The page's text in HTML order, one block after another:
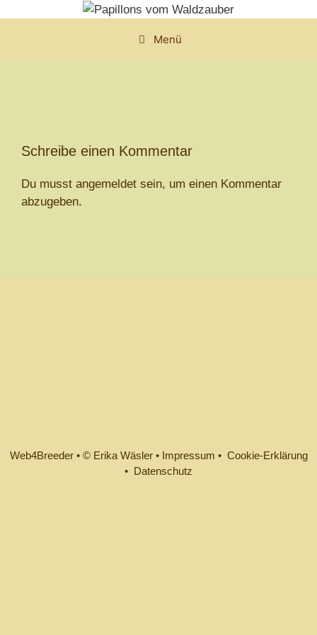
Menü
Schreibe einen Kommentar
Du musst angemeldet sein, um einen Kommentar
abzugeben.
Web4Breeder• © Erika Wäsler• Impressum • Cookie-Erklärung
• Datenschutz